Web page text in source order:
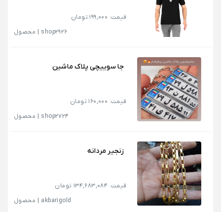
قیمت: 199,000 تومان
shop2926
محصول
جا سوییچی پلاک ماشین
قیمت: 160,000 تومان
shop2724
محصول
زنجیر مردانه
قیمت: 134,683,084 تومان
akbarigold
محصول